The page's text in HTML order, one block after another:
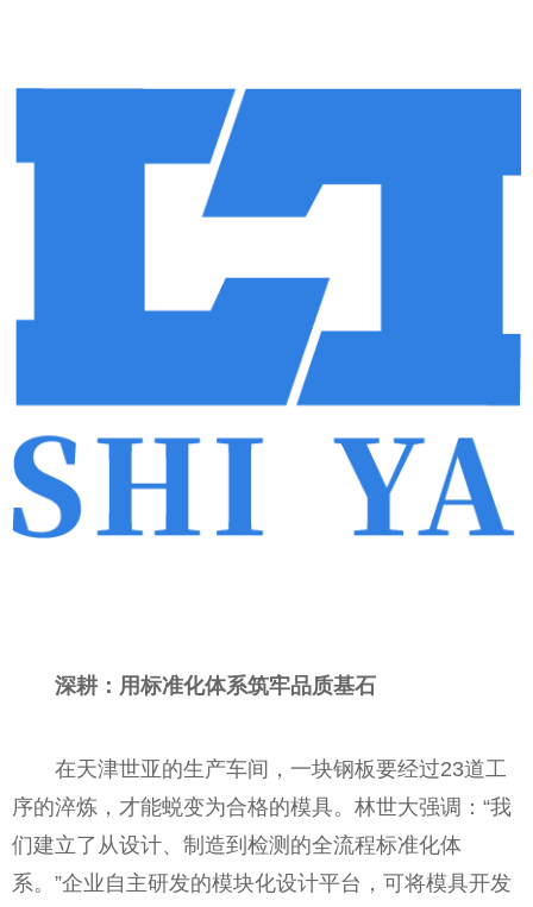
深耕：用标准化体系筑牢品质基石
在天津世亚的生产车间，一块钢板要经过23道工
序的淬炼，才能蜕变为合格的模具。林世大强调：“我
们建立了从设计、制造到检测的全流程标准化体
系。”企业自主研发的模块化设计平台，可将模具开发